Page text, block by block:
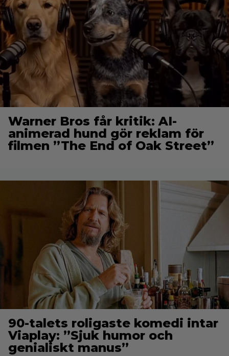
Warner Bros får kritik: AI-
animerad hund gör reklam för
filmen ”The End of Oak Street”
90-talets roligaste komedi intar
Viaplay: ”Sjuk humor och
genialiskt manus”